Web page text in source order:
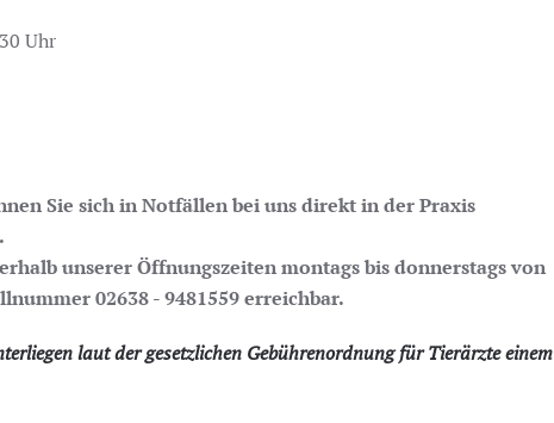
Uhr
Sie sich in Notfällen bei uns direkt in der Praxis
unserer Öffnungszeiten montags bis donnerstags von
02638 - 9481559erreichbar.
laut der gesetzlichen Gebührenordnung für Tierärzte einem